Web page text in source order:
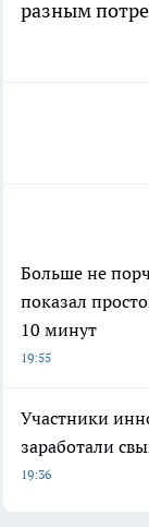
разным
Больше не
показал
10 минут
19:55
Участники
заработали
19:36